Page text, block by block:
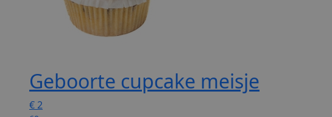
Geboorte cupcake meisje
€2